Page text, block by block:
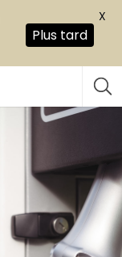
Plus tard
X